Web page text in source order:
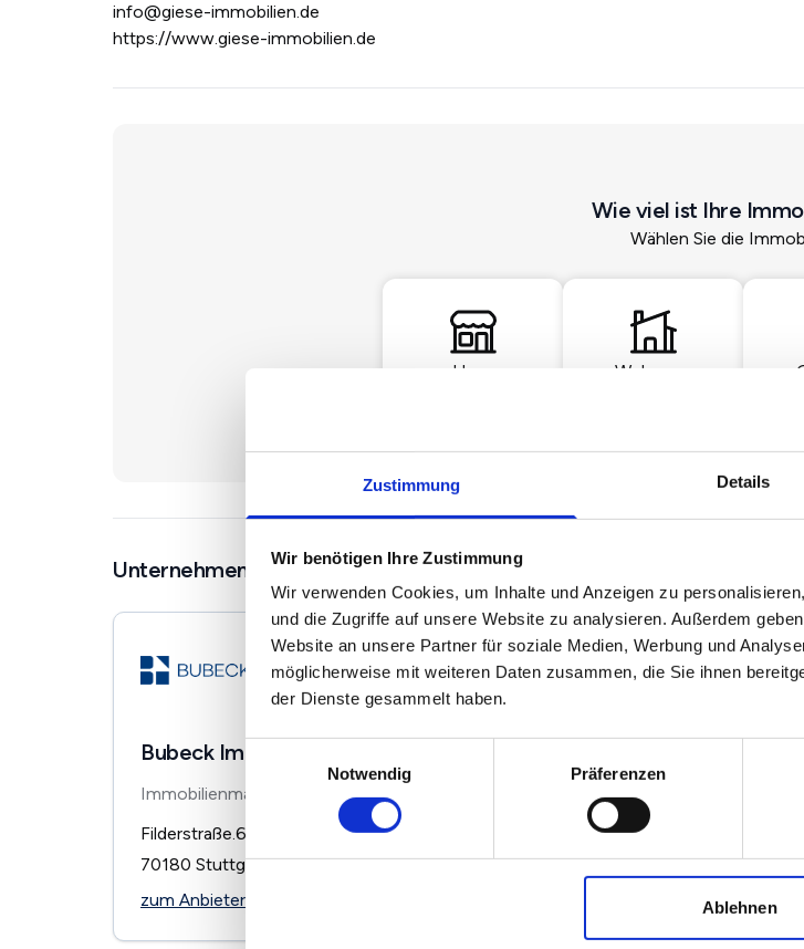
Zustimmung Details
Wir benötigen Ihre Zustimmung
Wir verwenden Cookies, um Inhalte und Anzeigen zu
und die Zugriffe auf unsere Website zu analysieren. Außerdem
Website an unsere Partner für soziale Medien, Werbung und
möglicherweise mit weiteren Daten zusammen, die Sie ihnen
der Dienste gesammelt haben.
Notwendig
Präferenzen
Ablehnen
info@giese-immobilien.de
https://www.giese-immobilien.de
Wie viel ist Ihre
Wählen Sie die
Haus Wohnung
Unternehmen in der Nähe
Bubeck Immobilien GmbH
Immobilienmakler
Filderstraße.65
70180 Stuttgart
zum Anbieter
Immobilienmakler
Heinkelstraße 4
71384 Weinstadt